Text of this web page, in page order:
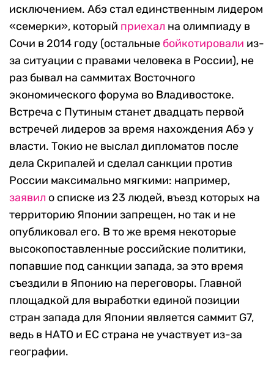
исключением. Абэ стал единственным лидером
«семерки», который приехал на олимпиаду в
Сочи в 2014 году (остальные бойкотировали из-
за ситуации с правами человека в России), не
раз бывал на саммитах Восточного
экономического форума во Владивостоке.
Встреча с Путиным станет двадцать первой
встречей лидеров за время нахождения Абэ у
власти. Токио не выслал дипломатов после
дела Скрипалей и сделал санкции против
России максимально мягкими: например,
заявил о списке из 23 людей, въезд которых на
территорию Японии запрещен, но так и не
опубликовал его. В то же время некоторые
высокопоставленные российские политики,
попавшие под санкции запада, за это время
съездили в Японию на переговоры. Главной
площадкой для выработки единой позиции
стран запада для Японии является саммит G7,
ведь в НАТО и ЕС страна не участвует из-за
географии.